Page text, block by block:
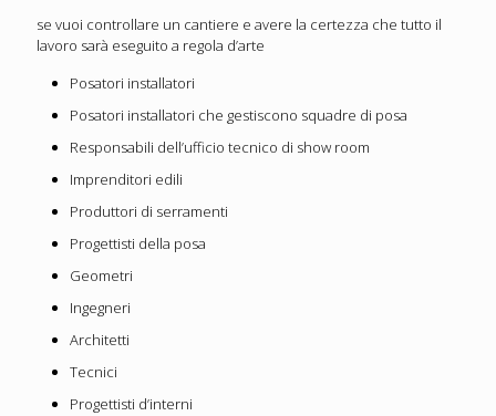
se vuoi controllare un cantiere e avere la certezza che tutto il
lavoro sarà eseguito a regola d’arte
Posatori installatori
Posatori installatori che gestiscono squadre di posa
Responsabili dell’ufficio tecnico di show room
Imprenditori edili
Produttori di serramenti
Progettisti della posa
Geometri
Ingegneri
Architetti
Tecnici
Progettisti d’interni